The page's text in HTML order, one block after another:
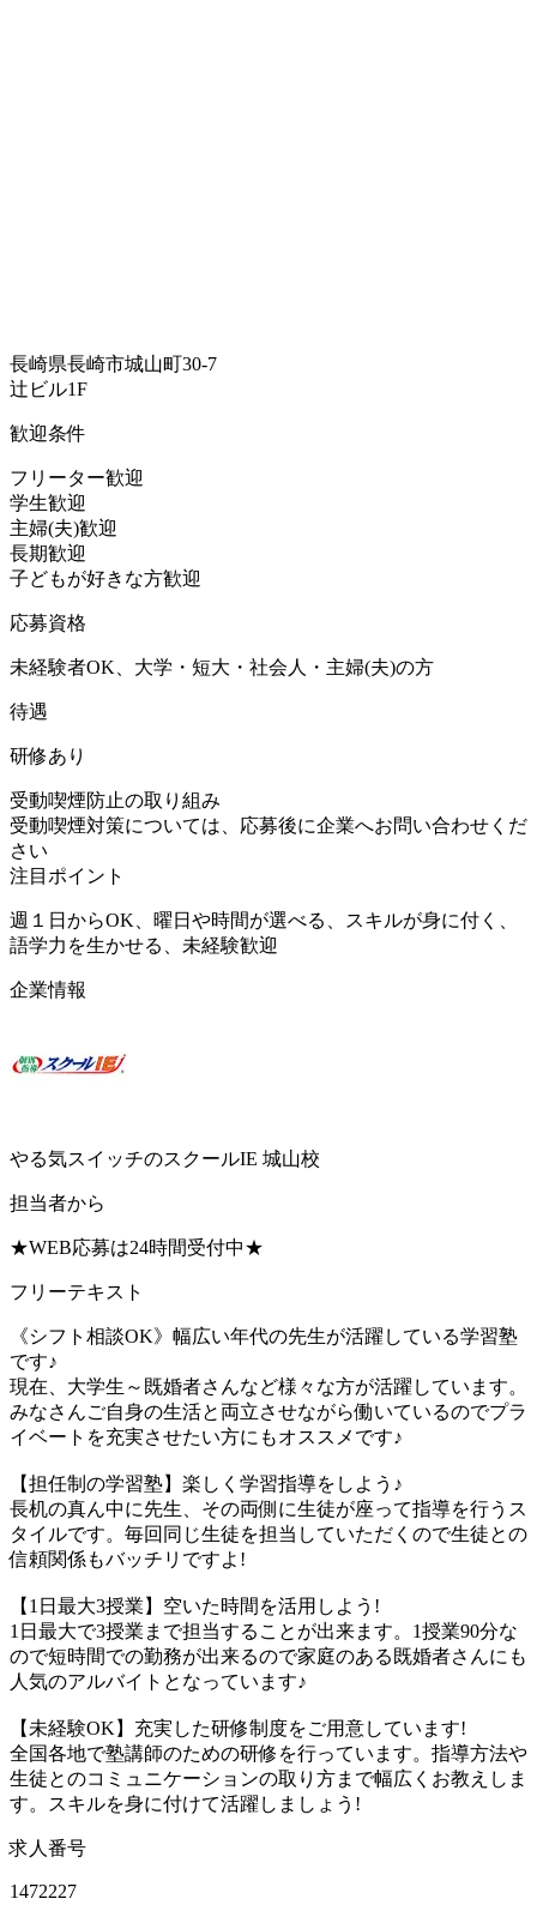
長崎県長崎市城山町30-7
辻ビル1F
歓迎条件
フリーター歓迎
学生歓迎
主婦(夫)歓迎
長期歓迎
子どもが好きな方歓迎
応募資格
未経験者OK、大学・短大・社会人・主婦(夫)の方
待遇
研修あり
受動喫煙防止の取り組み
受動喫煙対策については、応募後に企業へお問い合わせくだ
さい
注目ポイント
週１日からOK、曜日や時間が選べる、スキルが身に付く、
語学力を生かせる、未経験歓迎
企業情報
やる気スイッチのスクールIE 城山校
担当者から
★WEB応募は24時間受付中★
フリーテキスト
《シフト相談OK》幅広い年代の先生が活躍している学習塾
です♪
現在、大学生～既婚者さんなど様々な方が活躍しています。
みなさんご自身の生活と両立させながら働いているのでプラ
イベートを充実させたい方にもオススメです♪
【担任制の学習塾】楽しく学習指導をしよう♪
長机の真ん中に先生、その両側に生徒が座って指導を行うス
タイルです。毎回同じ生徒を担当していただくので生徒との
信頼関係もバッチリですよ!
【1日最大3授業】空いた時間を活用しよう!
1日最大で3授業まで担当することが出来ます。1授業90分な
ので短時間での勤務が出来るので家庭のある既婚者さんにも
人気のアルバイトとなっています♪
【未経験OK】充実した研修制度をご用意しています!
全国各地で塾講師のための研修を行っています。指導方法や
生徒とのコミュニケーションの取り方まで幅広くお教えしま
す。スキルを身に付けて活躍しましょう!
求人番号
1472227